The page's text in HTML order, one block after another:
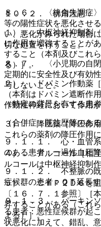
１０．２． 併用注意：
１）． 中枢神経抑制剤
に作用を増強することが
すること（本剤及びこれ
る）］。
２）． ドパミン作動薬
（本剤はドパミン遮断作
作動性神経において作用
３）． 降圧薬［降圧作
これらの薬剤の降圧作用に
４）． アルコール［相
ルコールは中枢神経抑制
５）． ＣＹＰ２Ｄ６を阻
〔１６．７．１参照〕［
昇することがある（これ
よる）］。
８．６． 〈統合失調症
等の陽性症状を悪化させ
い、悪化がみられた場合
切な処置を行うこと。
８．７． 〈小児期の自閉
定期的に安全性及び有効
与しないこと。
（特定の背景を有する患
（合併症・既往歴等のあ
９．１．１． 心・血管
のある患者：一過性血圧
９．１．２． 不整脈の
症候群の患者：ＱＴ延長
９．１．３． パーキン
る患者：悪性症候群が起
状悪化に加えて、錯乱、